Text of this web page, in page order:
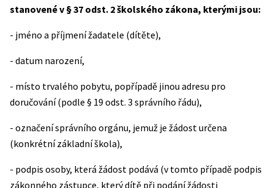
stanovené v § 37 odst. 2 školského zákona, kterými jsou:
- jméno a příjmení žadatele (dítěte),
- datum narození,
- místo trvalého pobytu, popřípadě jinou adresu pro
doručování (podle § 19 odst. 3 správního řádu),
- označení správního orgánu, jemuž je žádost určena
(konkrétní základní škola),
- podpis osoby, která žádost podává (v tomto případě podpis
zákonného zástupce, který dítě při podání žádosti